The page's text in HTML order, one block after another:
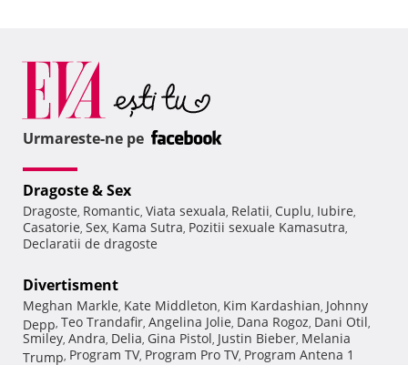
Urmareste-ne pe
Dragoste & Sex
Dragoste, Romantic, Viata sexuala, Relatii, Cuplu, Iubire,
Casatorie, Sex, Kama Sutra, Pozitii sexuale Kamasutra,
Declaratii de dragoste
Divertisment
Meghan Markle, Kate Middleton, Kim Kardashian, Johnny
Depp, Teo Trandafir, Angelina Jolie, Dana Rogoz, Dani Otil,
Smiley, Andra, Delia, Gina Pistol, Justin Bieber, Melania
Trump, Program TV, Program Pro TV, Program Antena 1